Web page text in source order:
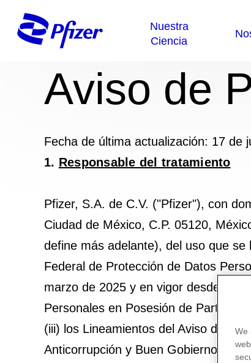
Aviso de
Fecha de última actualización: 17 de
1. Responsable del tratamiento
Pfizer, S.A. de C.V. ("Pfizer"), con
Ciudad de México, C.P. 05120,
define más adelante), del uso que
Federal de Protección de Datos
marzo de 2025 y en vigor desde el
Personales en Posesión de
(iii) los Lineamientos del Aviso de
Anticorrupción y Buen Gobierno
We